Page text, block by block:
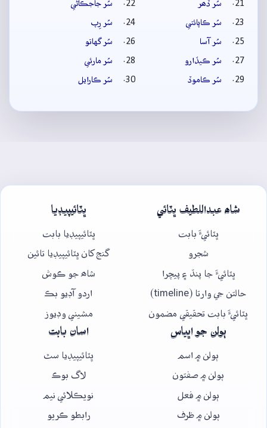
سُر ڏھر
سُر جاجڪاڻي
سُر ڪاپائتي
سُر رِپ
سُر آسا
سُر گهاتو
سُر ڪيڏارو
سُر مارئي
سُر ڪاموڏ
سُر ڪارايل
شاھ عبداللطيف ڀٽائي
ڀٽائيءَ بابت
شجرو
ڀٽائيءَ جا پنڌ ۽ پيچرا
حالتن جي وارتا (timeline)
ڀٽائيءَ بابت تحقيقي مضمون
ڀٽائيپيڊيا
ڀٽائيپيڊيا بابت
گنج کان ڀٽائيپيڊيا تائين
شاھ جو ڪوش
اردو آڊيو بڪ
مشيني وڊيوز
ٻولن جو اڀياس
ٻولن ۾ اسم
ٻولن ۾ صفتون
ٻولن ۾ فعل
ٻولن ۾ ظرف
اسان بابت
ڀٽائيپيڊيا سٿ
لاگ بوڪ
نويڪلائي نيم
رابطو ڪريو